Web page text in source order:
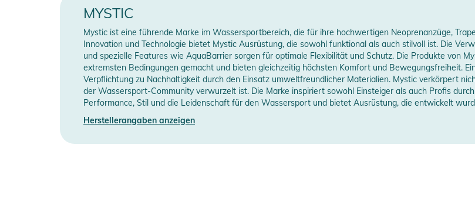
Materialien:
- 78 % Polyester, 22 % Elastan
Produktinformationen und Sicherheitshinweise
Gebrauchsanweisungen, Sicherheitshinweise und Warnungen finden Sie direkt am Produkt.
Erscheinungsjahr 2026
Manufacturer Information Herstellerangaben anzeigen
MYSTIC
Mystic ist eine führende Marke im Wassersportbereich, die für ihre hochwertigen Neoprenanzüge,
Innovation und Technologie bietet Mystic Ausrüstung, die sowohl funktional als auch stilvoll ist. Die
und spezielle Features wie AquaBarrier sorgen für optimale Flexibilität und Schutz. Die Produkte von
extremsten Bedingungen gemacht und bieten gleichzeitig höchsten Komfort und Bewegungsfreiheit.
Verpflichtung zu Nachhaltigkeit durch den Einsatz umweltfreundlicher Materialien. Mystic verkörpert
der Wassersport-Community verwurzelt ist. Die Marke inspiriert sowohl Einsteiger als auch Profis
Performance, Stil und die Leidenschaft für den Wassersport und bietet Ausrüstung, die entwickelt
Herstellerangaben anzeigen